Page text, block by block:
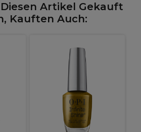
Artikel Gekauft
Kauften Auch: